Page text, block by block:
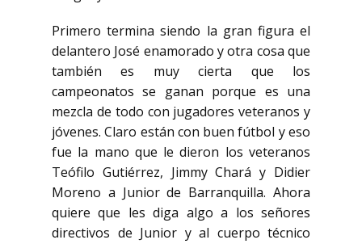
Primero termina siendo la gran figura el
delantero José enamorado y otra cosa que
también es muy
cierta que los
campeonatos se ganan porque es una
mezcla de todo con jugadores veteranos y
jóvenes. Claro están con buen fútbol y eso
fue la mano que le dieron los veteranos
Teófilo Gutiérrez, Jimmy Chará y Didier
Moreno a Junior de Barranquilla. Ahora
quiere que les diga algo a los señores
directivos de Junior y al cuerpo técnico